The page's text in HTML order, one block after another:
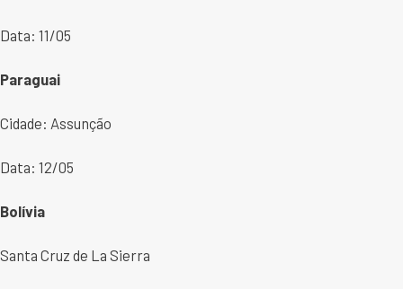
Data: 11/05
Paraguai
Cidade: Assunção
Data: 12/05
Bolívia
Santa Cruz de La Sierra